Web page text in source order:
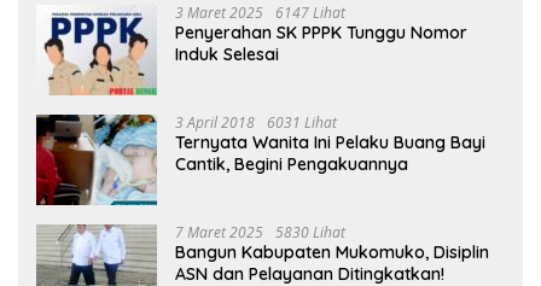
3 Maret 2025 6147 Lihat
Penyerahan SK PPPK Tunggu Nomor
Induk Selesai
3 April 2018 6031 Lihat
Ternyata Wanita Ini Pelaku Buang Bayi
Cantik, Begini Pengakuannya
7 Maret 2025 5830 Lihat
Bangun Kabupaten Mukomuko, Disiplin
ASN dan Pelayanan Ditingkatkan!